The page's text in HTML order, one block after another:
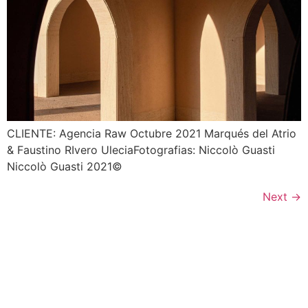
CLIENTE: Agencia Raw Octubre 2021 Marqués del Atrio
& Faustino RIvero UleciaFotografias: Niccolò Guasti
Niccolò Guasti 2021©
Next →